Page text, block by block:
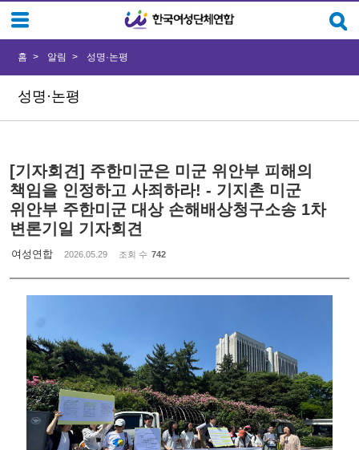
성명·논평
홈 알림 성명·논평
[기자회견] 주한미군은 미군 위안부 피해의
책임을 인정하고 사죄하라! - 기지촌 미군
위안부 주한미군 대상 손해배상청구소송 1차
변론기일 기자회견
여성연합 2026.05.29 조회 수 742